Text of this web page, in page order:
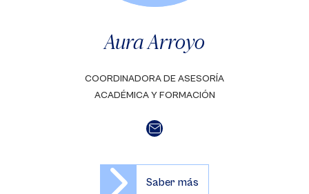
Aura Arroyo
COORDINADORA DE ASESORÍA
ACADÉMICA Y FORMACIÓN
Saber más